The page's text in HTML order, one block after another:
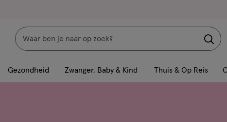
Zoeken
met
dit
Gezondheid Zwanger, Baby & Kind Thuis & Op Reis